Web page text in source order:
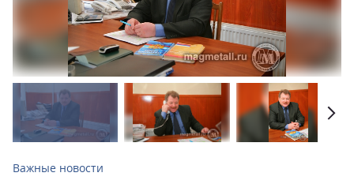
Важные новости